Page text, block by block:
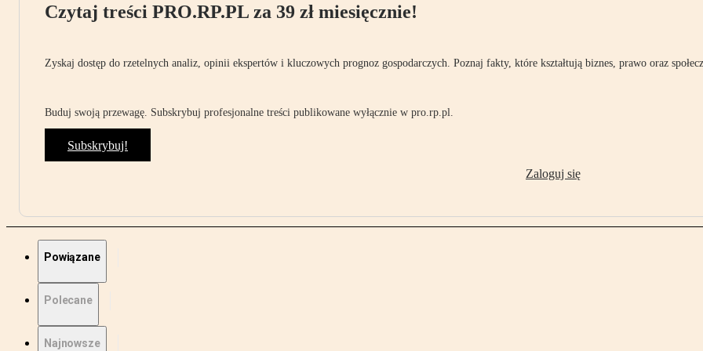
Czytaj treści PRO.RP.PL za 39 zł miesięcznie!
Zyskaj dostęp do rzetelnych analiz, opinii ekspertów i kluczowych prognoz gospodarczych. Poznaj fakty, które kształtują biznes, prawo oraz
Buduj swoją przewagę. Subskrybuj profesjonalne treści publikowane wyłącznie w pro.rp.pl.
Subskrybuj!
Zaloguj się
Powiązane
Polecane
Najnowsze